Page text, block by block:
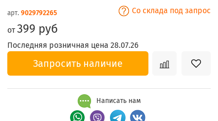
арт. 9029792265 Со склада под запрос
от399 руб
Последняя розничная цена 28.07.26
Запросить наличие
Написать нам